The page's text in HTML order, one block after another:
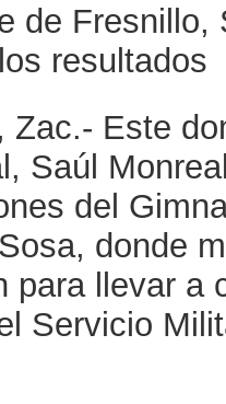
de Fresnillo,
resultados
Zac.- Este
Saúl
del
donde
para llevar a
Servicio